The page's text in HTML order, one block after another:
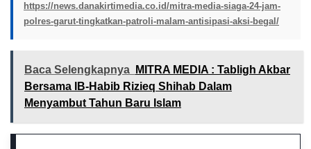
https://news.danakirtimedia.co.id/mitra-media-siaga-24-jam-
polres-garut-tingkatkan-patroli-malam-antisipasi-aksi-begal/
Baca Selengkapnya
MITRA MEDIA : Tabligh Akbar
Bersama IB-Habib Rizieq Shihab Dalam
Menyambut Tahun Baru Islam